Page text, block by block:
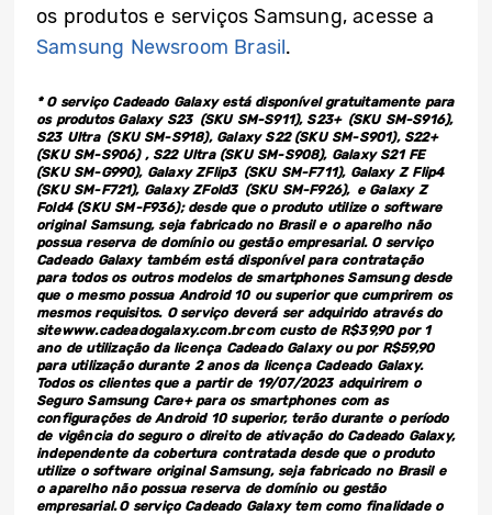
os produtos e serviços Samsung, acesse a
Samsung Newsroom Brasil.
* O serviço Cadeado Galaxy está disponível gratuitamente para
os produtos Galaxy S23 (SKU SM-S911), S23+ (SKU SM-S916),
S23 Ultra (SKU SM-S918), Galaxy S22 (SKU SM-S901), S22+
(SKU SM-S906) , S22 Ultra (SKU SM-S908), Galaxy S21 FE
(SKU SM-G990), Galaxy ZFlip3 (SKU SM-F711), Galaxy Z Flip4
(SKU SM-F721), Galaxy ZFold3 (SKU ‎SM-F926), e Galaxy Z
Fold4 (SKU SM-F936); desde que o produto utilize o software
original Samsung, seja fabricado no Brasil e o aparelho não
possua reserva de domínio ou gestão empresarial. O serviço
Cadeado Galaxy também está disponível para contratação
para todos os outros modelos de smartphones Samsung desde
que o mesmo possua Android 10 ou superior que cumprirem os
mesmos requisitos. O serviço deverá ser adquirido através do
site www.cadeadogalaxy.com.br com custo de R$39,90 por 1
ano de utilização da licença Cadeado Galaxy ou por R$59,90
para utilização durante 2 anos da licença Cadeado Galaxy.
Todos os clientes que a partir de 19/07/2023 adquirirem o
Seguro Samsung Care+ para os smartphones com as
configurações de Android 10 superior, terão durante o período
de vigência do seguro o direito de ativação do Cadeado Galaxy,
independente da cobertura contratada desde que o produto
utilize o software original Samsung, seja fabricado no Brasil e
o aparelho não possua reserva de domínio ou gestão
empresarial. O serviço Cadeado Galaxy tem como finalidade o